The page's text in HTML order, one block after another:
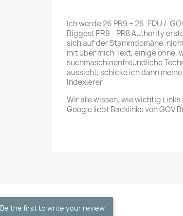
Ich werde 26 PR9 + 26 .EDU /
Biggest PR9 - PR8 Authority
sich auf der Stammdomäne,
mit über mich Text, einige ohne,
suchmaschinenfreundliche
aussieht, schicke ich dann
Indexierer
Wir alle wissen, wie wichtig
Google liebt Backlinks von GOV
Be the first to write your review